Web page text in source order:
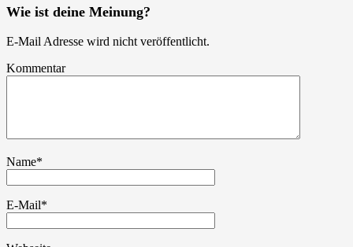
Wie ist deine Meinung?
E-Mail Adresse wird nicht veröffentlicht.
Kommentar
Name*
E-Mail*